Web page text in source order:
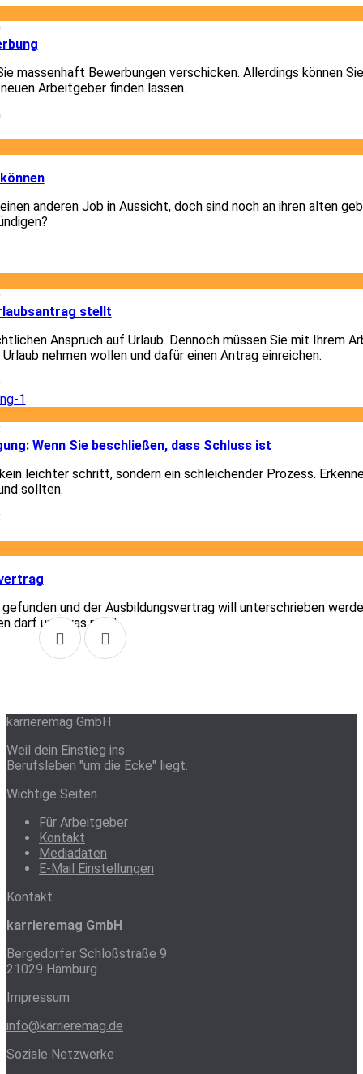
massenhaft Bewerbungen verschicken. Allerdings können
Arbeitgeber finden lassen.
anderen Job in Aussicht, doch sind noch an ihren alten
stellt
Anspruch auf Urlaub. Dennoch müssen Sie mit Ihrem
nehmen wollen und dafür einen Antrag einreichen.
Wenn Sie beschließen, dass Schluss ist
leichter schritt, sondern ein schleichender Prozess.
sollten.
und der Ausbildungsvertrag will unterschrieben
darf und was nicht.
karrieremag GmbH
Weil dein Einstieg ins
Berufsleben "um die Ecke" liegt.
Wichtige Seiten
Für Arbeitgeber
Kontakt
Mediadaten
E-Mail Einstellungen
Kontakt
karrieremag GmbH
Bergedorfer Schloßstraße 9
21029 Hamburg
Impressum
info@karrieremag.de
Soziale Netzwerke